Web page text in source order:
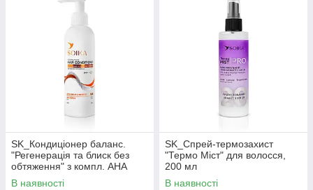
SK_Кондиціонер баланс.
"Регенерація та блиск без
обтяження" з компл. АНА
кислот, пребіотиками та ябл
В наявності
SK_Спрей-термозахист
"Термо Міст" для волосся,
200 мл
В наявності